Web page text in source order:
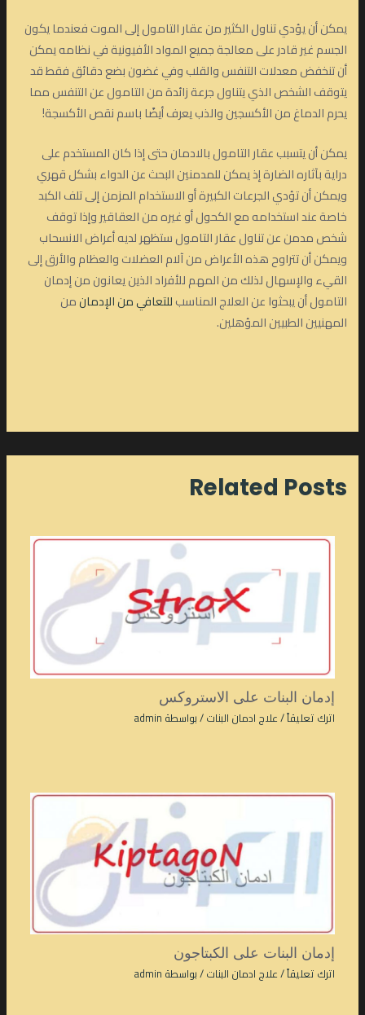
يمكن أن يؤدي تناول الكثير من عقار التامول إلى الموت فعندما يكون
الجسم غير قادر على معالجة جميع المواد الأفيونية في نظامه يمكن
أن تنخفض معدلات التنفس والقلب وفي غضون بضع دقائق فقط قد
يتوقف الشخص الذي يتناول جرعة زائدة من التامول عن التنفس مما
يحرم الدماغ من الأكسجين والذب يعرف أيضًا باسم نقص الأكسجة!
يمكن أن يتسبب عقار التامول بالادمان حتى إذا كان المستخدم على
دراية بآثاره الضارة إذ يمكن للمدمنين البحث عن الدواء بشكل قهري
ويمكن أن تؤدي الجرعات الكبيرة أو الاستخدام المزمن إلى تلف الكبد
خاصة عند استخدامه مع الكحول أو غيره من العقاقير وإذا توقف
شخص مدمن عن تناول عقار التامول ستظهر لديه أعراض الانسحاب
ويمكن أن تتراوح هذه الأعراض من آلام العضلات والعظام والأرق إلى
القيء والإسهال لذلك من المهم للأفراد الذين يعانون من إدمان
التامول أن يبحثوا عن العلاج المناسبللتعافي من الإدمانمن
المهنيين الطبيين المؤهلين.
Related Posts
إدمان البنات على الاستروكس
اترك تعليقاً/علاج ادمان البنات/ بواسطة admin
إدمان البنات على الكبتاجون
اترك تعليقاً/علاج ادمان البنات/ بواسطة admin